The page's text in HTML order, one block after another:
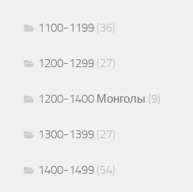
1100-1199 (36)
1200-1299 (27)
1200-1400 Монголы (9)
1300-1399 (27)
1400-1499 (54)